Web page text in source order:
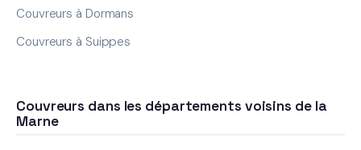
Couvreurs à Dormans
Couvreurs à Suippes
Couvreurs dans les départements voisins de la
Marne